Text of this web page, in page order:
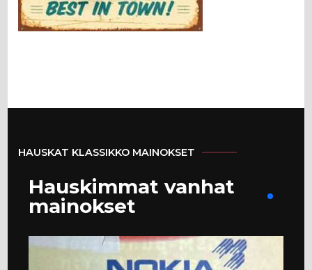
HAUSKAT KLASSIKKO MAINOKSET
Hauskimmat vanhat
mainokset